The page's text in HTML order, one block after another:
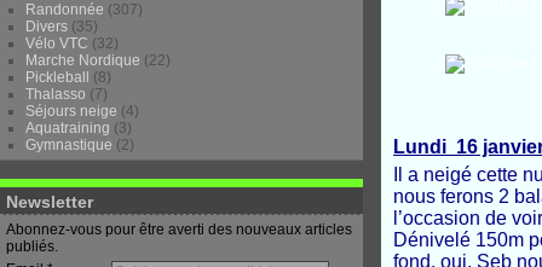
Randonnée (307)
Divers (35)
Vélo VTC (32)
Marche Nordique (22)
Pickleball
(8)
Thalasso (7)
Séjours neige (4)
Aquatraining (3)
Gymnastique (2)
Newsletter
Abonnez-vous pour être averti des nouveaux articles
publiés.
Lundi 16
Il a neigé cette
nous ferons 2
l’occasion de
Dénivelé 150m
fond, oui, Seb